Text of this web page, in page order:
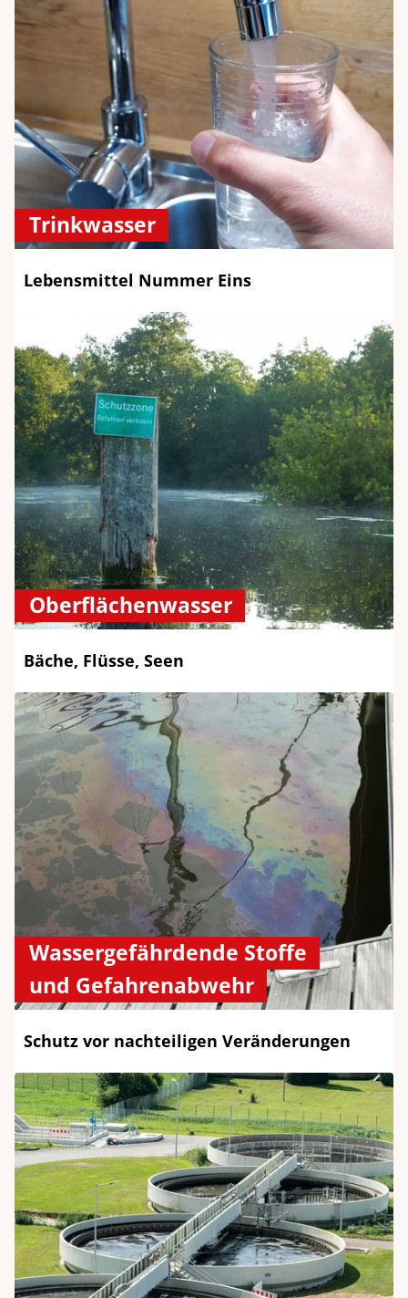
Trinkwasser
Lebensmittel Nummer Eins
Oberflächenwasser
Bäche, Flüsse, Seen
Wassergefährdende Stoffe
und Gefahrenabwehr
Schutz vor nachteiligen Veränderungen